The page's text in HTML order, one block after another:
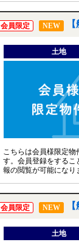
会員限定 NEW
土地
こちらは会員様限定物
す。会員登録をするこ
報の閲覧が可能になり
会員限定 NEW
土地